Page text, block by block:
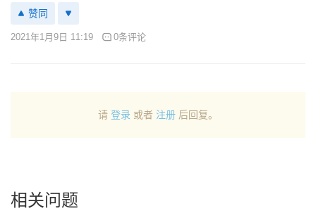
赞同
2021年1月9日 11:19 0条评论
请 登录 或者 注册 后回复。
相关问题